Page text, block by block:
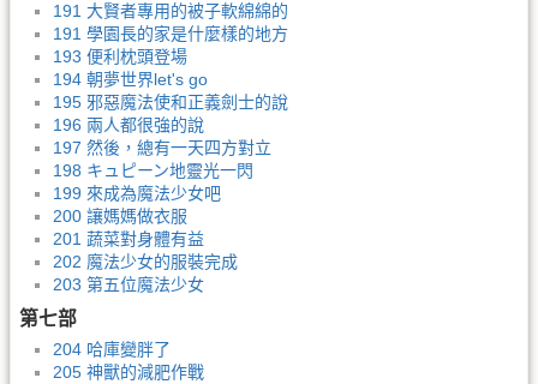
191 大賢者專用的被子軟綿綿的
191 學園長的家是什麼樣的地方
193 便利枕頭登場
194 朝夢世界let's go
195 邪惡魔法使和正義劍士的說
196 兩人都很強的說
197 然後，總有一天四方對立
198 キュピーン地靈光一閃
199 來成為魔法少女吧
200 讓媽媽做衣服
201 蔬菜對身體有益
202 魔法少女的服裝完成
203 第五位魔法少女
第七部
204 哈庫變胖了
205 神獸的減肥作戰